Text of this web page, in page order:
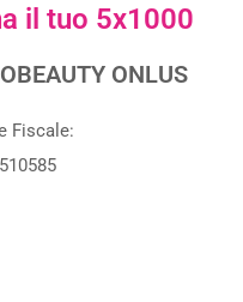
il tuo 5x1000
ONLUS
Fiscale: